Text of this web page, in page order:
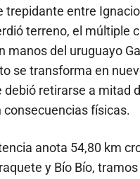
entre
terreno, el múltiple
manos del uruguayo
se transforma en
retirarse a mitad
físicas.
anota 54,80 km
y Bío Bío,